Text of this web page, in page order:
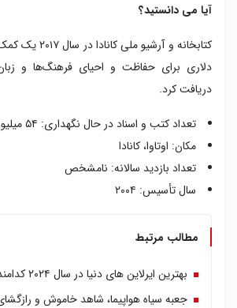
آیا می دانستید؟
دلاری برای حفاظت و احیای فرهنگ‌ها و
دریافت کرد.
تعداد کتب و اسناد در حال نگهداری: ۵۴ میلیون
مکان: اوتاوا، کانادا
تعداد بازدید سالانه: نامشخص
سال تأسیس: ۲۰۰۴
مطالب مرتبط
بهترین ایرلاین های دنیا در سال ۲۰۲۴ کدامند؟
جعبه سیاه هواپیما، شاهد خاموش و